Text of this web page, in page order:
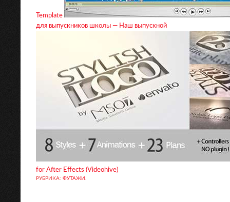
Template
для выпускников школы — Наш выпускной
for After Effects (Videohive)
РУБРИКА: ФУТАЖИ .